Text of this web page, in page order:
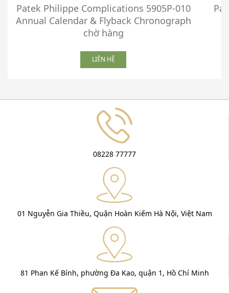
Patek Philippe Complications 5905P-010
Annual Calendar & Flyback Chronograph
chờ hàng
LIÊN HỆ
08228 77777
01 Nguyễn Gia Thiều, Quận Hoàn Kiếm Hà Nội, Việt Nam
81 Phan Kế Bính, phường Đa Kao, quận 1, Hồ Chí Minh